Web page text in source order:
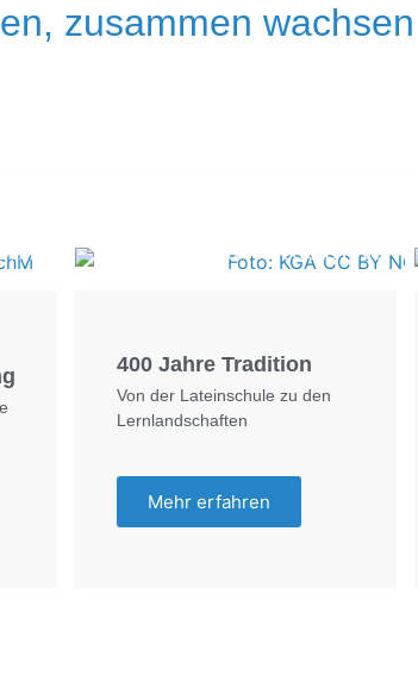
zusammen wachsen
Foto: KGA CC BY NC
400 Jahre Tradition
Von der Lateinschule zu den
Lernlandschaften
Mehr erfahren